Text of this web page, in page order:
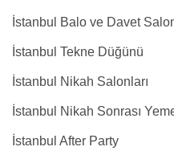
İstanbul Balo ve Davet
İstanbul Tekne Düğünü
İstanbul Nikah Salonları
İstanbul Nikah Sonrası
İstanbul After Party